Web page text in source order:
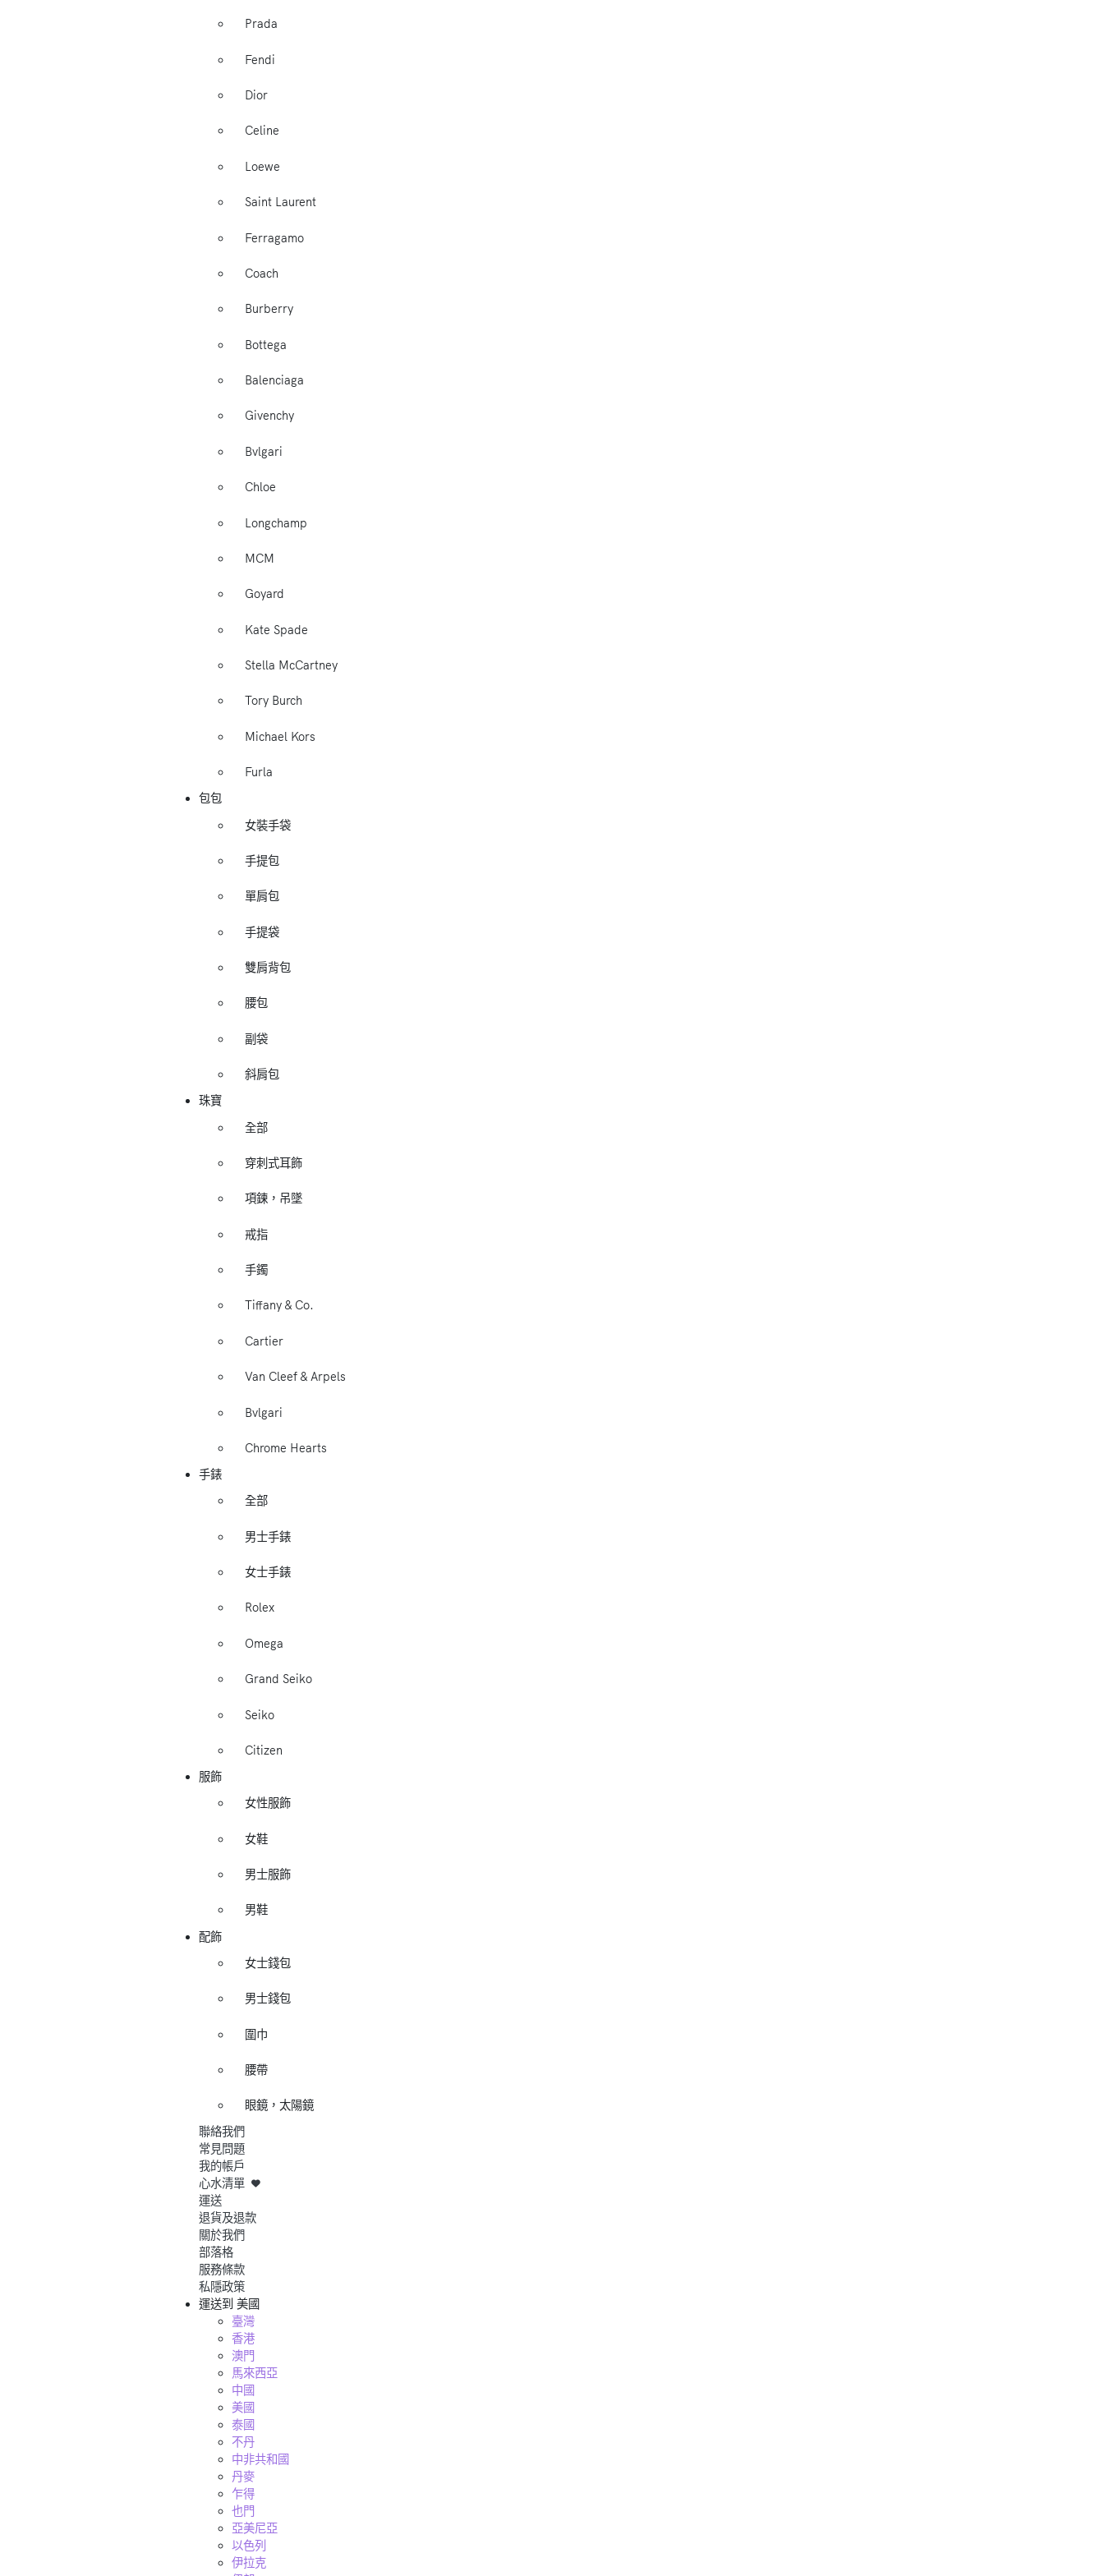
Prada
Fendi
Dior
Celine
Loewe
Saint Laurent
Ferragamo
Coach
Burberry
Bottega
Balenciaga
Givenchy
Bvlgari
Chloe
Longchamp
MCM
Goyard
Kate Spade
Stella McCartney
Tory Burch
Michael Kors
Furla
包包
女裝手袋
手提包
單肩包
手提袋
雙肩背包
腰包
副袋
斜肩包
珠寶
全部
穿刺式耳飾
項鍊，吊墜
戒指
手鐲
Tiffany & Co.
Cartier
Van Cleef & Arpels
Bvlgari
Chrome Hearts
手錶
全部
男士手錶
女士手錶
Rolex
Omega
Grand Seiko
Seiko
Citizen
服飾
女性服飾
女鞋
男士服飾
男鞋
配飾
女士錢包
男士錢包
圍巾
腰帶
眼鏡，太陽鏡
聯絡我們
常見問題
我的帳戶
心水清單
運送
退貨及退款
關於我們
部落格
服務條款
私隱政策
運送到 美國
臺灣
香港
澳門
馬來西亞
中國
美國
泰國
不丹
中非共和國
丹麥
乍得
也門
亞美尼亞
以色列
伊拉克